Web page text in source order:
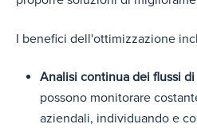
I benefici dell'ottimizzazione
Analisi continua dei flussi
possono monitorare
aziendali, individuando e